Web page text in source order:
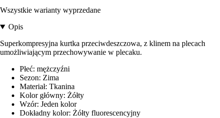
Wszystkie warianty wyprzedane
Opis
Superkompresyjna kurtka przeciwdeszczowa, z klinem na plecach
umożliwiającym przechowywanie w plecaku.
Płeć: mężczyźni
Sezon: Zima
Materiał: Tkanina
Kolor główny: Żółty
Wzór: Jeden kolor
Dokładny kolor: Żółty fluorescencyjny